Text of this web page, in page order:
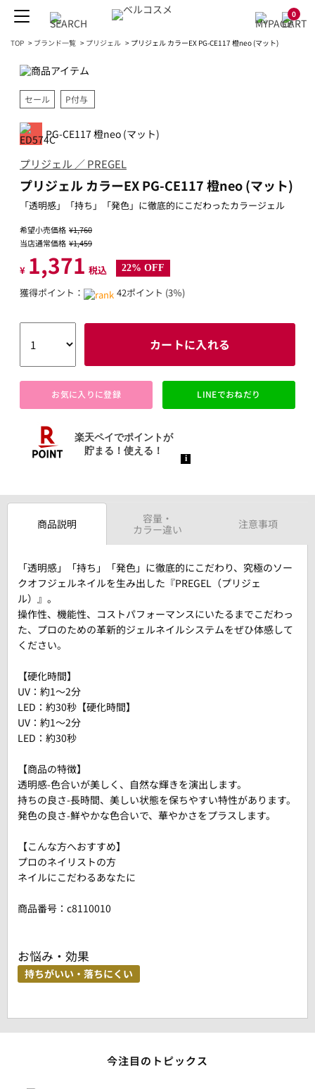
0
TOP > ブランド一覧 > プリジェル > プリジェル カラーEX PG-CE117 橙neo (マット)
セール P付与
PG-CE117 橙neo (マット)
プリジェル ／ PREGEL
プリジェル カラーEX PG-CE117 橙neo (マット)
「透明感」「持ち」「発色」に徹底的にこだわったカラージェル
希望小売価格 ¥1,760
当店通常価格 ¥1,459
¥ 1,371 税込 22% OFF
獲得ポイント： 42ポイント (3％)
カートに入れる
お気に入りに登録 LINEでおねだり
商品説明
容量・
カラー違い
注意事項
「透明感」「持ち」「発色」に徹底的にこだわり、究極のソー
クオフジェルネイルを生み出した『PREGEL（プリジェ
ル）』。
操作性、機能性、コストパフォーマンスにいたるまでこだわっ
た、プロのための革新的ジェルネイルシステムをぜひ体感して
ください。
【硬化時間】
UV：約1～2分
LED：約30秒【硬化時間】
UV：約1～2分
LED：約30秒
【商品の特徴】
透明感-色合いが美しく、自然な輝きを演出します。
持ちの良さ-長時間、美しい状態を保ちやすい特性があります。
発色の良さ-鮮やかな色合いで、華やかさをプラスします。
【こんな方へおすすめ】
プロのネイリストの方
ネイルにこだわるあなたに
商品番号： c8110010
お悩み・効果
持ちがいい・落ちにくい
今注目のトピックス